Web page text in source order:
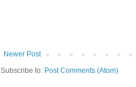
Newer Post
Subscribe to: Post Comments (Atom)